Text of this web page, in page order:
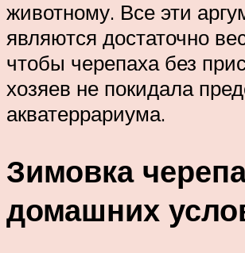
животному. Все эти
являются достаточно
чтобы черепаха без
хозяев не покидала
акватеррариума.
Зимовка
домашних